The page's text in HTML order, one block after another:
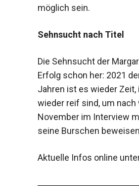
möglich sein.
Sehnsucht nach Titel
Die Sehnsucht der
Erfolg schon her: 2021
Jahren ist es wieder Zeit,
wieder reif sind, um nach
November im Interview
seine Burschen
Aktuelle Infos online